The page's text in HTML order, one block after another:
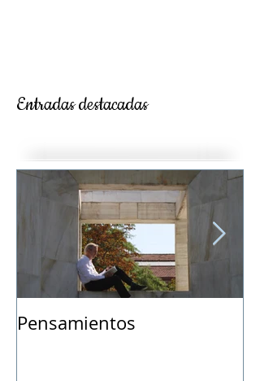
Entradas destacadas
Pensamientos